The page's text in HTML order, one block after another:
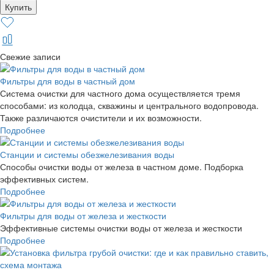
Свежие записи
Фильтры для воды в частный дом
Система очистки для частного дома осуществляется тремя
способами: из колодца, скважины и центрального водопровода.
Также различаются очистители и их возможности.
Подробнее
Станции и системы обезжелезивания воды
Способы очистки воды от железа в частном доме. Подборка
эффективных систем.
Подробнее
Фильтры для воды от железа и жесткости
Эффективные системы очистки воды от железа и жесткости
Подробнее